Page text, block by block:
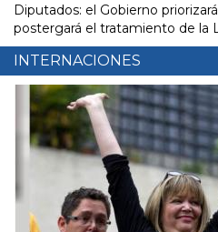
Diputados: el Gobierno
postergará el tratamiento de la
INTERNACIONES